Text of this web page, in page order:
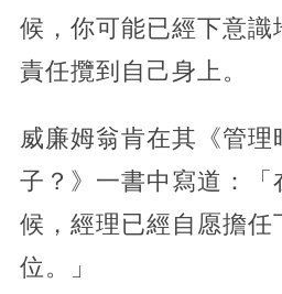
候，你可能已經下意識
責任攬到自己身上。
威廉姆翁肯在其《管理
子？》一書中寫道：「
候，經理已經自愿擔任
位。」